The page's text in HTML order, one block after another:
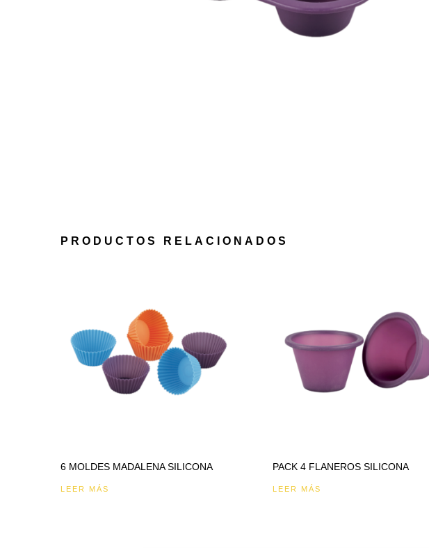
PRODUCTOS RELACIONADOS
6 MOLDES MADALENA SILICONA
LEER MÁS
PACK 4 FLANEROS SILICONA
LEER MÁS